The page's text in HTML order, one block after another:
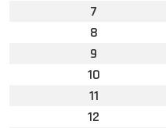
7
8
9
10
11
12